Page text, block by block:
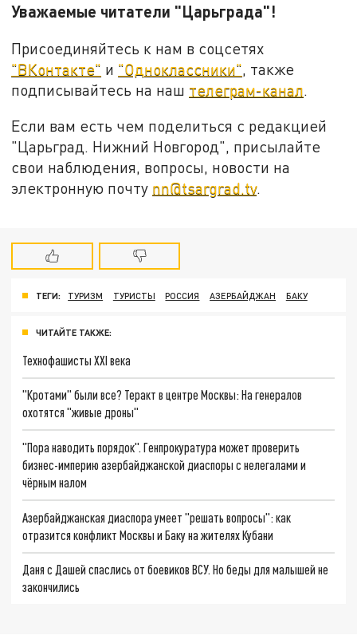
Уважаемые читатели "Царьграда"!
Присоединяйтесь к нам в соцсетях
"ВКонтакте" и "Одноклассники", также
подписывайтесь на наш телеграм-канал.
Если вам есть чем поделиться с редакцией
"Царьград. Нижний Новгород", присылайте
свои наблюдения, вопросы, новости на
электронную почту nn@tsargrad.tv.
ТЕГИ: ТУРИЗМ ТУРИСТЫ РОССИЯ АЗЕРБАЙДЖАН БАКУ
ЧИТАЙТЕ ТАКЖЕ:
Технофашисты XXI века
"Кротами" были все? Теракт в центре Москвы: На генералов
охотятся "живые дроны"
"Пора наводить порядок". Генпрокуратура может проверить
бизнес-империю азербайджанской диаспоры с нелегалами и
чёрным налом
Азербайджанская диаспора умеет "решать вопросы": как
отразится конфликт Москвы и Баку на жителях Кубани
Даня с Дашей спаслись от боевиков ВСУ. Но беды для малышей не
закончились